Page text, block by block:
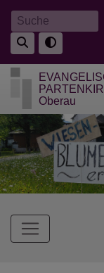
Direkt
zum
Inhalt
Suche
Oberau